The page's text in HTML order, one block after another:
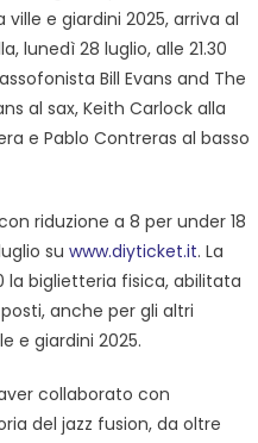
e giardini 2025, arriva al
lunedì 28 luglio, alle 21.30
Bill Evans and The
al sax, Keith Carlock alla
e Pablo Contreras al basso
riduzione a 8 per under 18
su www.diyticket.it. La
la biglietteria fisica, abilitata
anche per gli altri
e giardini 2025.
collaborato con
del jazz fusion, da oltre